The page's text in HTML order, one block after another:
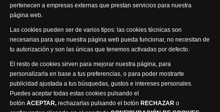
pertenecen a empresas externas que prestan servicios para nuestra
página web.
Las cookies pueden ser de varios tipos: las cookies técnicas son
necesarias para que nuestra página web pueda funcionar, no necesitan de
tu autorización y son las únicas que tenemos activadas por defecto.
El resto de cookies sirven para mejorar nuestra página, para
personalizarla en base a tus preferencias, o para poder mostrarte
publicidad ajustada a tus búsquedas, gustos e intereses personales.
Puedes aceptar todas estas cookies pulsando el
botón ACEPTAR, rechazarlas pulsando el botón RECHAZAR o
Política de privacidad
Política de cookies